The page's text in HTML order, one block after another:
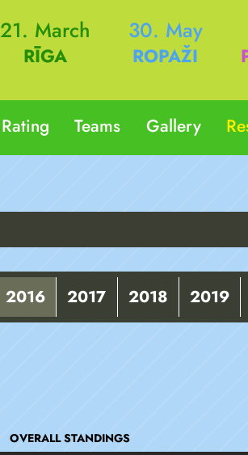
21. March
RĪGA
30. May
ROPAŽI
Rating Teams Gallery
2016 2017 2018 2019
OVERALL STANDINGS